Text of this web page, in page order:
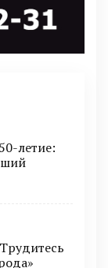
летие: